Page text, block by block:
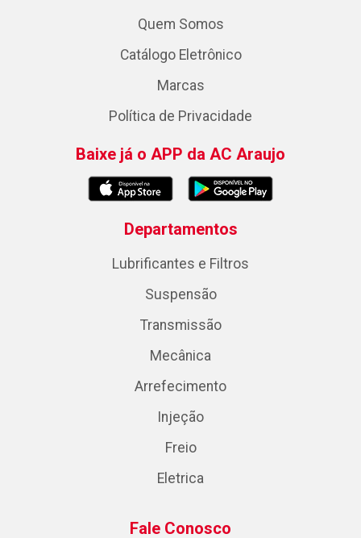
Quem Somos
Catálogo Eletrônico
Marcas
Política de Privacidade
Baixe já o APP da AC Araujo
Departamentos
Lubrificantes e Filtros
Suspensão
Transmissão
Mecânica
Arrefecimento
Injeção
Freio
Eletrica
Fale Conosco